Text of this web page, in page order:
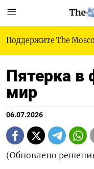
Поддержите The
Пятерка в
мир
06.07.2026
(Обновлено